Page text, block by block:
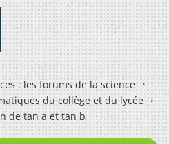
: les forums de la science
du collège et du lycée
de tan a et tan b